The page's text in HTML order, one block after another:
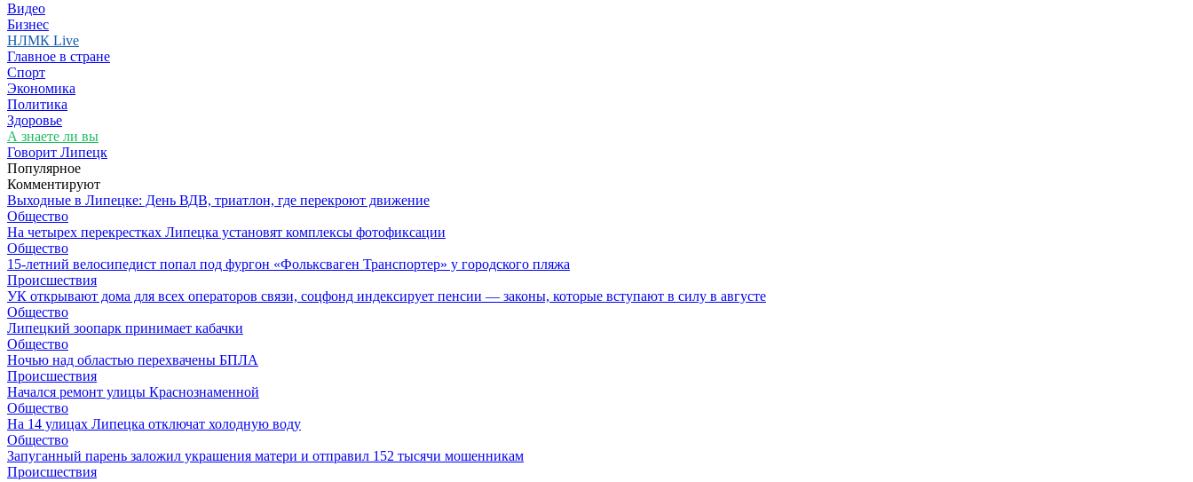
Видео
Бизнес
НЛМК Live
Главное в стране
Спорт
Экономика
Политика
Здоровье
А знаете ли вы
Говорит Липецк
Популярное
Комментируют
Выходные в Липецке: День ВДВ, триатлон, где перекроют движение
Общество
На четырех перекрестках Липецка установят комплексы фотофиксации
Общество
15-летний велосипедист попал под фургон «Фольксваген Транспортер» у городского пляжа
Происшествия
УК открывают дома для всех операторов связи, соцфонд индексирует пенсии — законы, которые вступают в силу в августе
Общество
Липецкий зоопарк принимает кабачки
Общество
Ночью над областью перехвачены БПЛА
Происшествия
Начался ремонт улицы Краснознаменной
Общество
На 14 улицах Липецка отключат холодную воду
Общество
Запуганный парень заложил украшения матери и отправил 152 тысячи мошенникам
Происшествия